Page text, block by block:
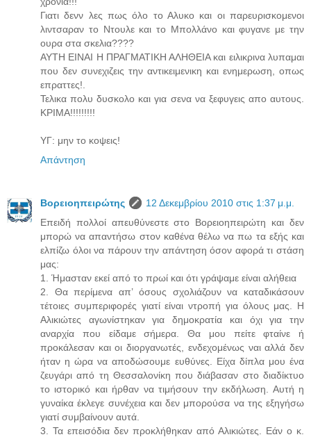
Γιατι δενν λες πως όλο το Αλυκο και οι παρευρισκομενοι
λιντσαραν το Ντουλε και το Μπολλάνο και φυγανε με την
ουρα στα σκελια????
ΑΥΤΗ ΕΙΝΑΙ Η ΠΡΑΓΜΑΤΙΚΗ ΑΛΗΘΕΙΑ και ειλικρινα λυπαμαι
που δεν συνεχιζεις την αντικειμενικη και ενημερωση, οπως
επραττες!.
Τελικα πολυ δυσκολο και για σενα να ξεφυγεις απο αυτους.
ΚΡΙΜΑ!!!!!!!!!
ΥΓ: μην το κοψεις!
Απάντηση
Βορειοηπειρώτης
12 Δεκεμβρίου 2010 στις 1:37 μ.μ.
Επειδή πολλοί απευθύνεστε στο Βορειοηπειρώτη και δεν
μπορώ να απαντήσω στον καθένα θέλω να πω τα εξής και
ελπίζω όλοι να πάρουν την απάντηση όσον αφορά τι στάση
μας:
1. Ήμασταν εκεί από το πρωί και ότι γράψαμε είναι αλήθεια
2. Θα περίμενα απ’ όσους σχολιάζουν να καταδικάσουν
τέτοιες συμπεριφορές γιατί είναι ντροπή για όλους μας. Η
Αλικιώτες αγωνίστηκαν για δημοκρατία και όχι για την
αναρχία που είδαμε σήμερα. Θα μου πείτε φταίνε ή
προκάλεσαν και οι διοργανωτές, ενδεχομένως ναι αλλά δεν
ήταν η ώρα να αποδώσουμε ευθύνες. Είχα δίπλα μου ένα
ζευγάρι από τη Θεσσαλονίκη που διάβασαν στο διαδίκτυο
το ιστορικό και ήρθαν να τιμήσουν την εκδήλωση. Αυτή η
γυναίκα έκλεγε συνέχεια και δεν μπορούσα να της εξηγήσω
γιατί συμβαίνουν αυτά.
3. Τα επεισόδια δεν προκλήθηκαν από Αλικιώτες. Εάν ο κ.